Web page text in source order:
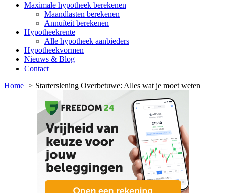
Maximale hypotheek berekenen
Maandlasten berekenen
Annuïteit berekenen
Hypotheekrente
Alle hypotheek aanbieders
Hypotheekvormen
Nieuws & Blog
Contact
Home
Starterslening Overbetuwe: Alles wat je moet weten